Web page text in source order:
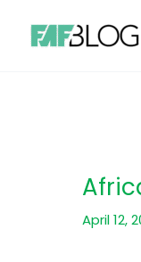
content
April 12,